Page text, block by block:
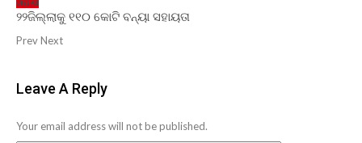
ଓଡ଼ିଶା
୨୨ଜିଲ୍ଲାକୁ ୧୧୦ କୋଟି ବନ୍ୟା ସହାୟତା
PrevNext
Leave A Reply
Your email address will not be published.